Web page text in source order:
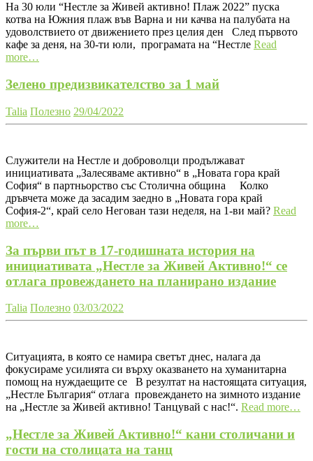
На 30 юли “Нестле за Живей активно! Плаж 2022” пуска
котва на Южния плаж във Варна и ни качва на палубата на
удоволствието от движението през целия ден След първото
кафе за деня, на 30-ти юли, програмата на “Нестле Read
more…
Зелено предизвикателство за 1 май
Talia Полезно 29/04/2022
Служители на Нестле и доброволци продължават
инициативата „Залесяваме активно“ в „Новата гора край
София“ в партньорство със Столична община Колко
дръвчета може да засадим заедно в „Новата гора край
София-2“, край село Негован тази неделя, на 1-ви май? Read
more…
За първи път в 17-годишната история на
инициативата „Нестле за Живей Активно!“ се
отлага провеждането на планирано издание
Talia Полезно 03/03/2022
Ситуацията, в която се намира светът днес, налага да
фокусираме усилията си върху оказването на хуманитарна
помощ на нуждаещите се В резултат на настоящата ситуация,
„Нестле България“ отлага провеждането на зимното издание
на „Нестле за Живей активно! Танцувай с нас!“. Read more…
„Нестле за Живей Активно!“ кани столичани и
гости на столицата на танц